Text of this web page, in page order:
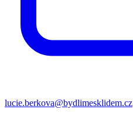
lucie.berkova@bydlimesklidem.cz